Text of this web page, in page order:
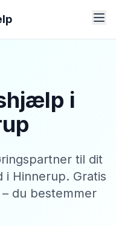
i
til dit
i Hinnerup. Gratis
du bestemmer